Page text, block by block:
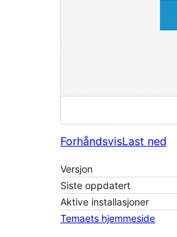
ForhåndsvisLast ned
Versjon
Siste oppdatert
Aktive installasjoner
Temaets hjemmeside